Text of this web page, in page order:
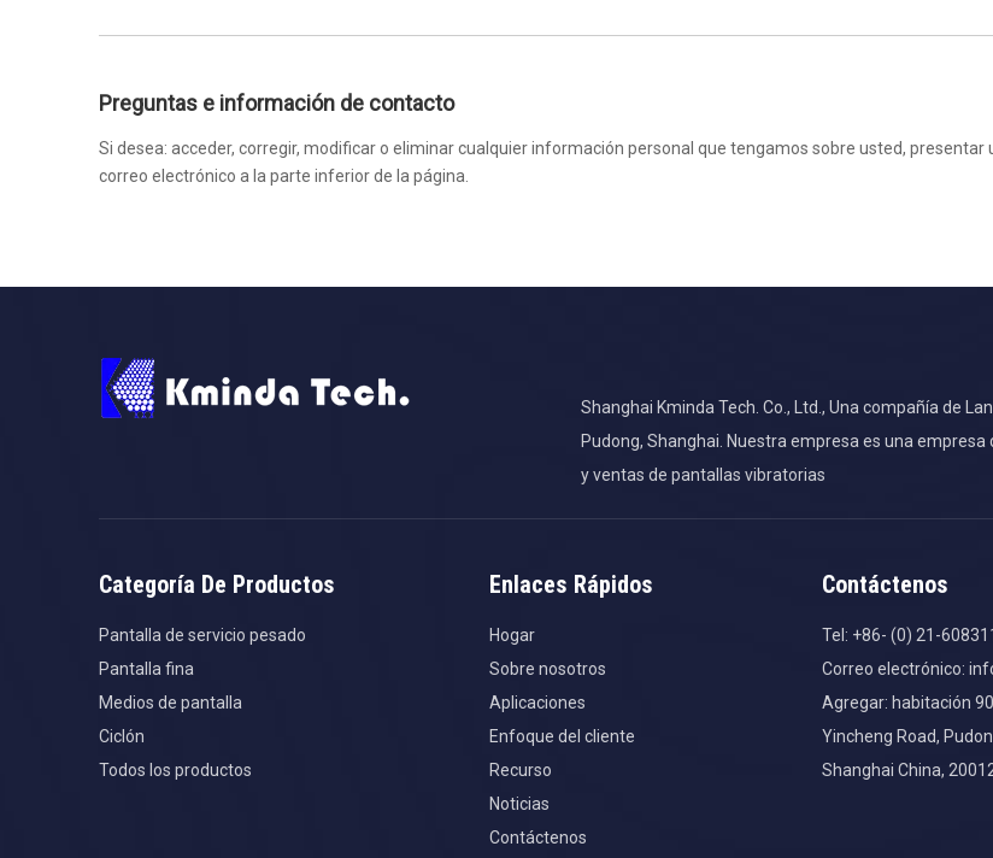
Preguntas e información de contacto
Si desea: acceder, corregir, modificar o eliminar cualquier información personal que tengamos sobre usted,
correo electrónico a la parte inferior de la página.
Shanghai Kminda Tech. Co., Ltd., Una compañía de
Pudong, Shanghai. Nuestra empresa es una
y ventas de pantallas vibratorias
Categoría De Productos
Pantalla de servicio pesado
Pantalla fina
Medios de pantalla
Ciclón
Todos los productos
Enlaces Rápidos
Hogar
Sobre nosotros
Aplicaciones
Enfoque del cliente
Recurso
Noticias
Contáctenos
Contáctenos
Tel: +86- (0) 21-
Correo electrónico:
Agregar: habitación
Yincheng Road,
Shanghai China,